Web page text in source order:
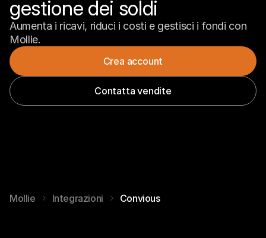
gestione dei soldi
Aumenta i ricavi, riduci i costi e gestisci i fondi con
Mollie.
Crea account
Contatta vendite
Mollie Integrazioni Convious